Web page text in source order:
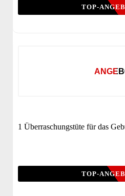
TOP-
1 Überraschungstüte für das
TOP-